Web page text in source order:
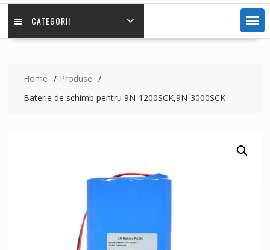
CATEGORII
Home
Produse
Baterie de schimb pentru 9N-1200SCK,9N-3000SCK